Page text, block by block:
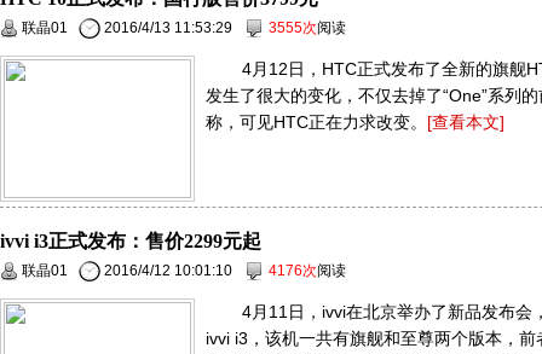
联晶01 2016/4/13 11:53:29 3555次阅读
4月12日，HTC正式发布了全新的旗舰
发生了很大的变化，不仅去掉了“One”系列
称，可见HTC正在力求改变。 [查看本文]
ivvi i3正式发布：售价2299元起
联晶01 2016/4/12 10:01:10 4176次阅读
4月11日，ivvi在北京举办了新品发布
ivvi i3，该机一共有旗舰和至尊两个版本，